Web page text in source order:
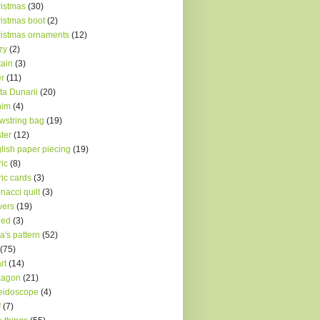
(30)
boot (2)
ornaments (12)
(2)
(3)
(11)
Dunarii (20)
(4)
bag (19)
(12)
paper piecing (19)
(8)
cards (3)
quilt (3)
(19)
(3)
pattern (52)
(75)
(14)
(21)
(4)
(7)